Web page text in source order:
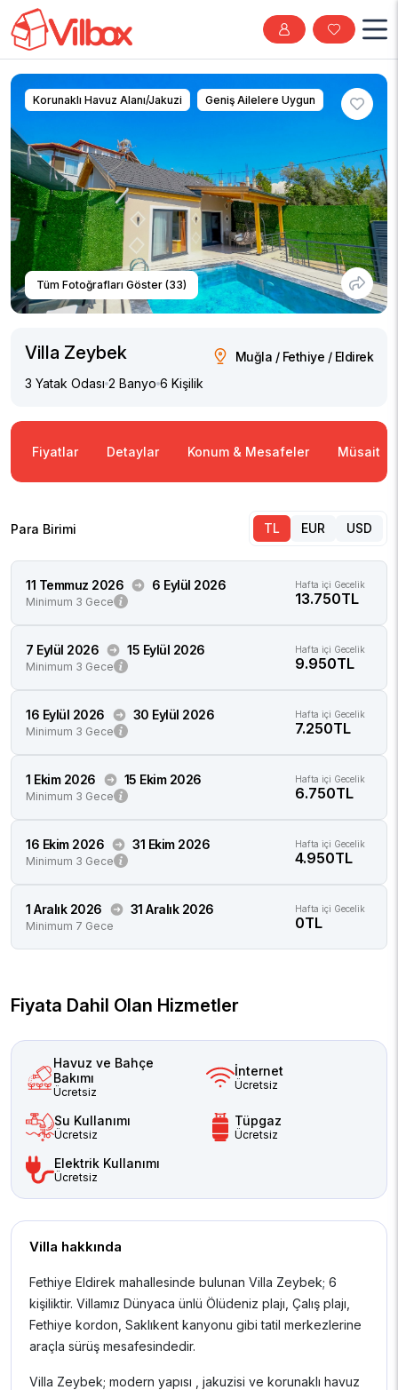
Tüm Fotoğrafları Göster (33)
Korunaklı Havuz Alanı/Jakuzi Geniş Ailelere Uygun
Villa Zeybek
Muğla / Fethiye / Eldirek
3 Yatak Odası 2 Banyo 6 Kişilik
Fiyatlar Detaylar Konum & Mesafeler Müsaitlik
Para Birimi TL EUR USD
11 Temmuz 2026 6 Eylül 2026
Minimum 3 Gece
Hafta içi Gecelik
13.750TL
7 Eylül 2026 15 Eylül 2026
Minimum 3 Gece
Hafta içi Gecelik
9.950TL
16 Eylül 2026 30 Eylül 2026
Minimum 3 Gece
Hafta içi Gecelik
7.250TL
1 Ekim 2026 15 Ekim 2026
Minimum 3 Gece
Hafta içi Gecelik
6.750TL
16 Ekim 2026 31 Ekim 2026
Minimum 3 Gece
Hafta içi Gecelik
4.950TL
1 Aralık 2026 31 Aralık 2026
Minimum 7 Gece
Hafta içi Gecelik
0TL
Fiyata Dahil Olan Hizmetler
Havuz ve Bahçe
Bakımı
Ücretsiz
İnternet
Ücretsiz
Su Kullanımı
Ücretsiz
Tüpgaz
Ücretsiz
Elektrik Kullanımı
Ücretsiz
Villa hakkında
Fethiye Eldirek mahallesinde bulunan Villa Zeybek; 6
kişiliktir. Villamız Dünyaca ünlü Ölüdeniz plajı, Çalış plajı,
Fethiye kordon, Saklıkent kanyonu gibi tatil merkezlerine
araçla sürüş mesafesindedir.
Villa Zeybek; modern yapısı , jakuzisi ve korunaklı havuz